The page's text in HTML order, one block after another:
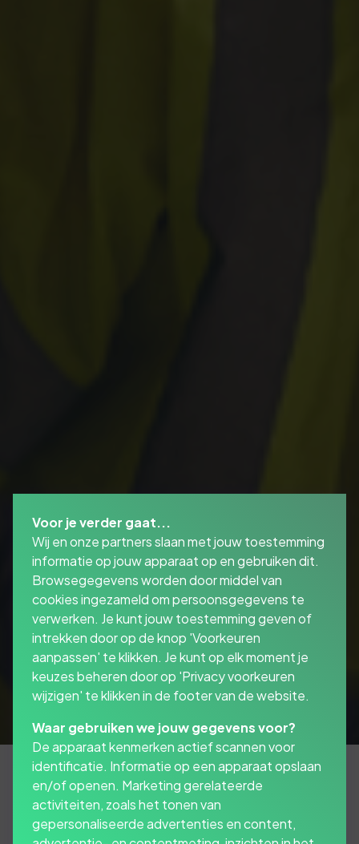
De Schadeverzekering voor werknemers gaat
verder waar de Aansprakelijkheidsverzekering
Voor je verder gaat...
Wij en onze partners slaan met jouw toestemming
informatie op jouw apparaat op en gebruiken dit.
Browsegegevens worden door middel van
cookies ingezameld om persoonsgegevens te
verwerken. Je kunt jouw toestemming geven of
intrekken door op de knop 'Voorkeuren
aanpassen' te klikken. Je kunt op elk moment je
keuzes beheren door op 'Privacy voorkeuren
wijzigen' te klikken in de footer van de website.
Waar gebruiken we jouw gegevens voor?
De apparaat kenmerken actief scannen voor
identificatie. Informatie op een apparaat opslaan
en/of openen. Marketing gerelateerde
activiteiten, zoals het tonen van
gepersonaliseerde advertenties en content,